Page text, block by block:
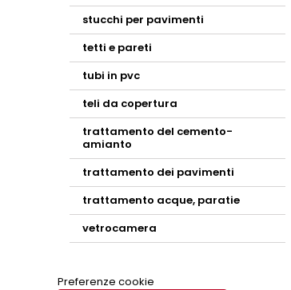
stucchi per pavimenti
tetti e pareti
tubi in pvc
teli da copertura
trattamento del cemento-
amianto
trattamento dei pavimenti
trattamento acque, paratie
vetrocamera
Preferenze cookie